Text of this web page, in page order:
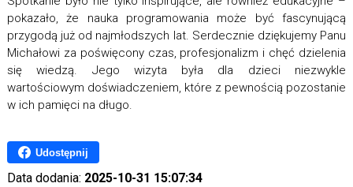
pokazało, że nauka programowania może być fascynującą
przygodą już od najmłodszych lat. Serdecznie dziękujemy Panu
Michałowi za poświęcony czas, profesjonalizm i chęć dzielenia
się wiedzą. Jego wizyta była dla dzieci niezwykle
wartościowym doświadczeniem, które z pewnością pozostanie
w ich pamięci na długo.
Udostępnij
Data dodania: 2025-10-31 15:07:34